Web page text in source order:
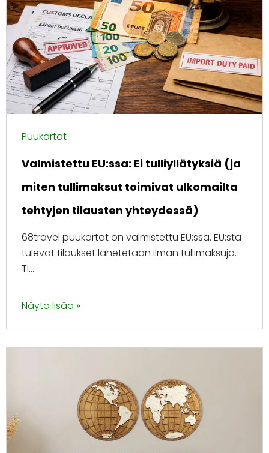
Puukartat
Valmistettu EU:ssa: Ei tulliyllätyksiä (ja
miten tullimaksut toimivat ulkomailta
tehtyjen tilausten yhteydessä)
68travel puukartat on valmistettu EU:ssa. EU:sta
tulevat tilaukset lähetetään ilman tullimaksuja.
Ti...
Näytä lisää »